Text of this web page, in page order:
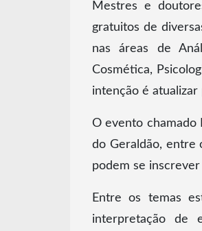
Mestres e
gratuitos de
nas áreas de
Cosmética,
intenção é
O evento chamado
do Geraldão, entre
podem se
Entre os temas
interpretação de